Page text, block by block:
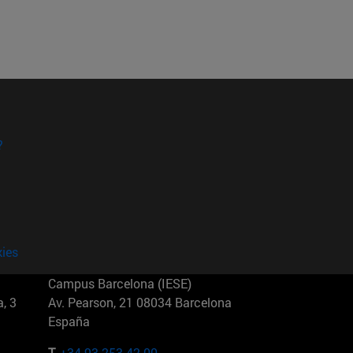
3
Campus Barcelona (IESE)
Av. Pearson, 21 08034 Barcelona
España